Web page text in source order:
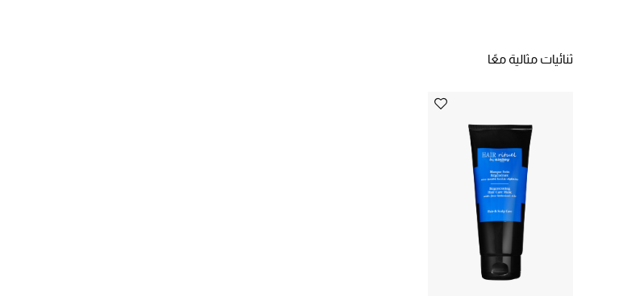
ثنائيات مثالية معًا